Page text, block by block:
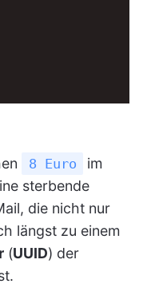
8 Euro
im
sterbende
die nicht nur
längst zu einem
(UUID) der